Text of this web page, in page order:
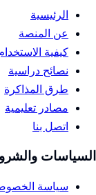
الرئيسية
عن المنصة
كيفية
نصائح دراسية
طرق المذاكرة
مصادر تعليمية
اتصل بنا
السياسات
سياسة